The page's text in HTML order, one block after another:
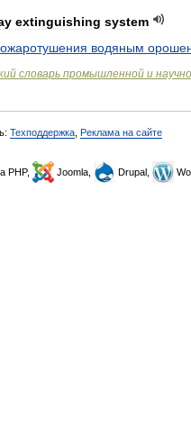
extinguishing system
водяным
словарь промышленной и
Техподдержка Реклама на сайте
PHP, Joomla, Drupal,